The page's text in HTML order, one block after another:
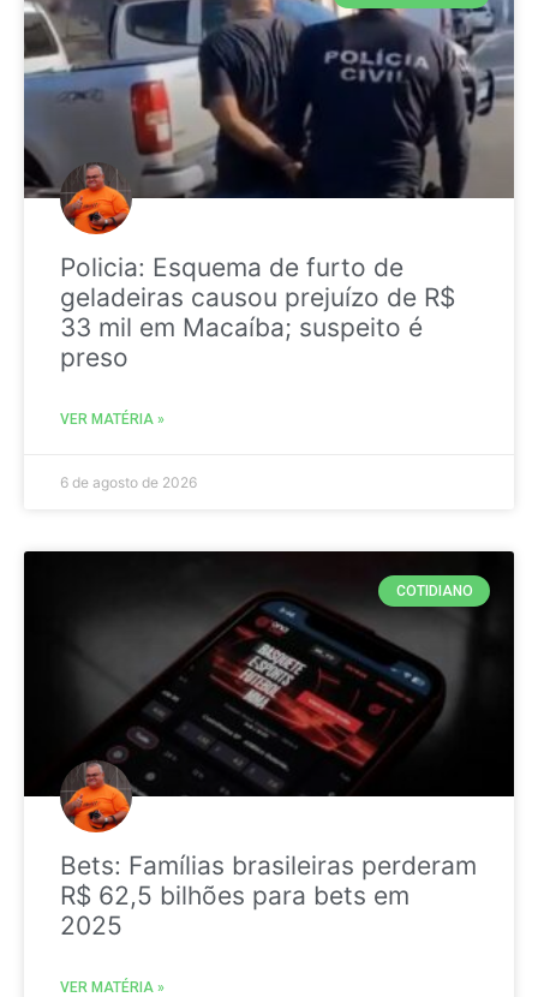
Policia: Esquema de furto de
geladeiras causou prejuízo de R$
33 mil em Macaíba; suspeito é
preso
VER MATÉRIA »
6 de agosto de 2026
COTIDIANO
Bets: Famílias brasileiras perderam
R$ 62,5 bilhões para bets em
2025
VER MATÉRIA »